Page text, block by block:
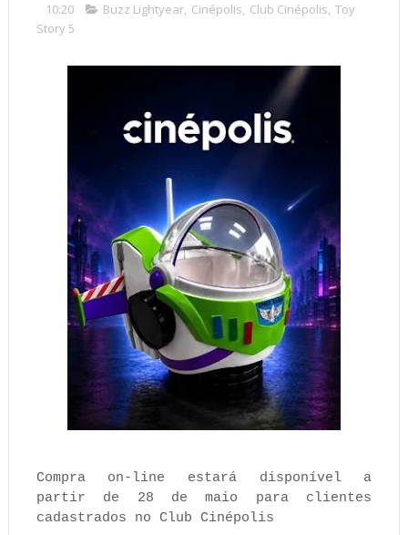
10:20 Buzz Lightyear, Cinépolis, Club Cinépolis, Toy
Story 5
Compra on-line estará disponível a
partir de 28 de maio para clientes
cadastrados no Club Cinépolis